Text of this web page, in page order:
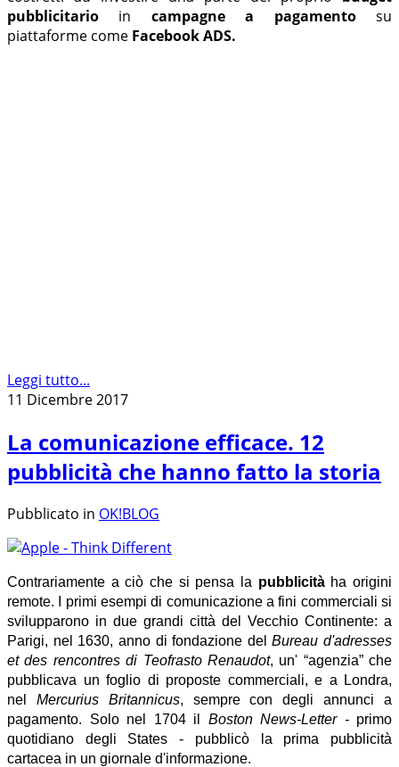
pubblicitario in campagne a pagamentosu
piattaforme come Facebook ADS.
Leggi tutto...
11 Dicembre 2017
La comunicazione efficace. 12
pubblicità che hanno fatto la storia
Pubblicato in OK!BLOG
Contrariamente a ciò che si pensa la pubblicitàha origini
remote. I primi esempi di comunicazione a fini commerciali si
svilupparono in due grandi città del Vecchio Continente: a
Parigi, nel 1630, anno di fondazione delBureau d'adresses
et des rencontres di Teofrasto Renaudot, un' “agenzia” che
pubblicava un foglio di proposte commerciali, e a Londra,
nel Mercurius Britannicus, sempre con degli annunci a
pagamento. Solo nel 1704 il Boston News-Letter -primo
quotidiano degli States - pubblicò la prima pubblicità
cartacea in un giornale d'informazione.